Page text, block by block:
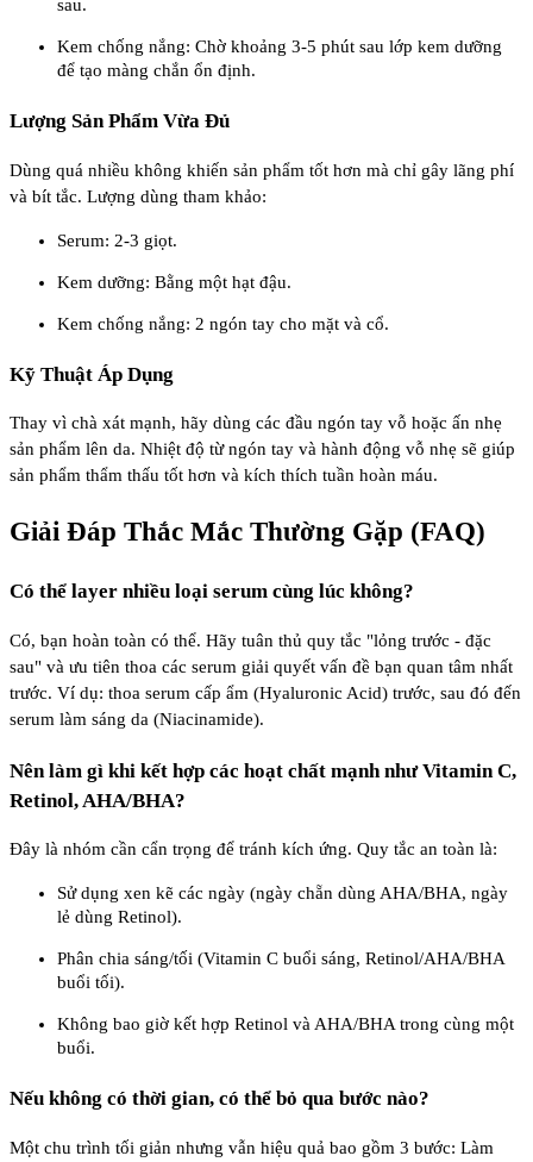
sau.
Kem chống nắng: Chờ khoảng 3-5 phút sau lớp kem dưỡng
để tạo màng chắn ổn định.
Lượng Sản Phẩm Vừa Đủ
Dùng quá nhiều không khiến sản phẩm tốt hơn mà chỉ gây lãng phí
và bít tắc. Lượng dùng tham khảo:
Serum: 2-3 giọt.
Kem dưỡng: Bằng một hạt đậu.
Kem chống nắng: 2 ngón tay cho mặt và cổ.
Kỹ Thuật Áp Dụng
Thay vì chà xát mạnh, hãy dùng các đầu ngón tay vỗ hoặc ấn nhẹ
sản phẩm lên da. Nhiệt độ từ ngón tay và hành động vỗ nhẹ sẽ giúp
sản phẩm thẩm thấu tốt hơn và kích thích tuần hoàn máu.
Giải Đáp Thắc Mắc Thường Gặp (FAQ)
Có thể layer nhiều loại serum cùng lúc không?
Có, bạn hoàn toàn có thể. Hãy tuân thủ quy tắc "lỏng trước - đặc
sau" và ưu tiên thoa các serum giải quyết vấn đề bạn quan tâm nhất
trước. Ví dụ: thoa serum cấp ẩm (Hyaluronic Acid) trước, sau đó đến
serum làm sáng da (Niacinamide).
Nên làm gì khi kết hợp các hoạt chất mạnh như Vitamin C,
Retinol, AHA/BHA?
Đây là nhóm cần cẩn trọng để tránh kích ứng. Quy tắc an toàn là:
Sử dụng xen kẽ các ngày (ngày chẵn dùng AHA/BHA, ngày
lẻ dùng Retinol).
Phân chia sáng/tối (Vitamin C buổi sáng, Retinol/AHA/BHA
buổi tối).
Không bao giờ kết hợp Retinol và AHA/BHA trong cùng một
buổi.
Nếu không có thời gian, có thể bỏ qua bước nào?
Một chu trình tối giản nhưng vẫn hiệu quả bao gồm 3 bước: Làm